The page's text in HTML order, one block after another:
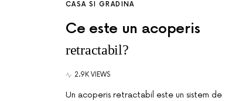
CASA SI GRADINA
Ce este un acoperis
retractabil?
2.9K VIEWS
Un acoperis retractabil este un sistem de